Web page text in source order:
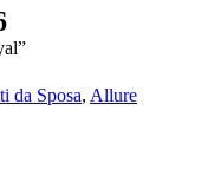
da Sposa, Allure